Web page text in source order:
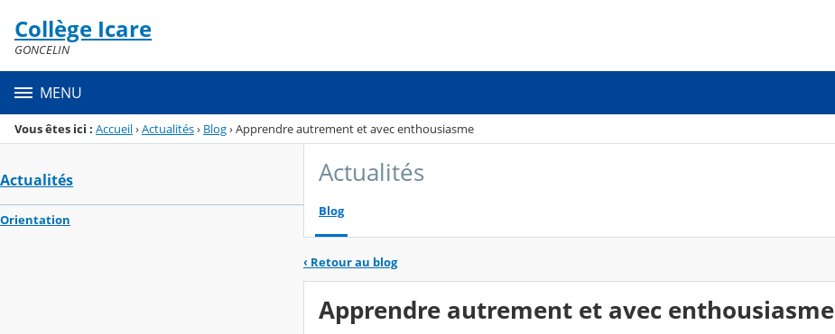
Menu de la rubrique
Contenu
Collège Icare
GONCELIN
MENU
Vous êtes ici : Accueil›Actualités› Blog›Apprendre autrement et avec enthousiasme
Actualités
Orientation
Actualités
Blog
‹ Retour au blog
Apprendre autrement et avec enthousiasme